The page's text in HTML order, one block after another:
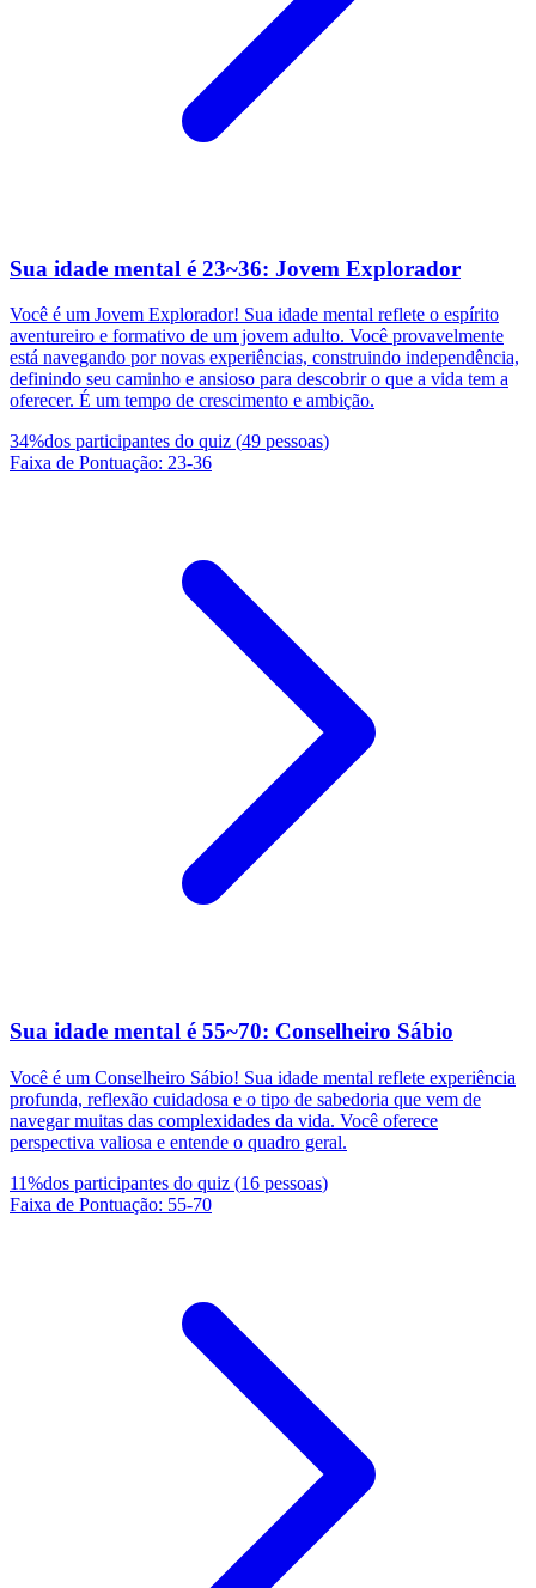
Sua idade mental é 23~36: Jovem Explorador
Você é um Jovem Explorador! Sua idade mental reflete o espírito
aventureiro e formativo de um jovem adulto. Você provavelmente
está navegando por novas experiências, construindo independência,
definindo seu caminho e ansioso para descobrir o que a vida tem a
oferecer. É um tempo de crescimento e ambição.
34%dos participantes do quiz (49 pessoas)
Faixa de Pontuação: 23-36
Sua idade mental é 55~70: Conselheiro Sábio
Você é um Conselheiro Sábio! Sua idade mental reflete experiência
profunda, reflexão cuidadosa e o tipo de sabedoria que vem de
navegar muitas das complexidades da vida. Você oferece
perspectiva valiosa e entende o quadro geral.
11%dos participantes do quiz (16 pessoas)
Faixa de Pontuação: 55-70